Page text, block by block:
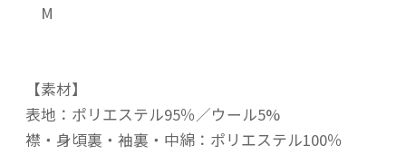
M
【素材】
表地：ポリエステル95％／ウール5%
襟・身頃裏・袖裏・中綿：ポリエステル100％